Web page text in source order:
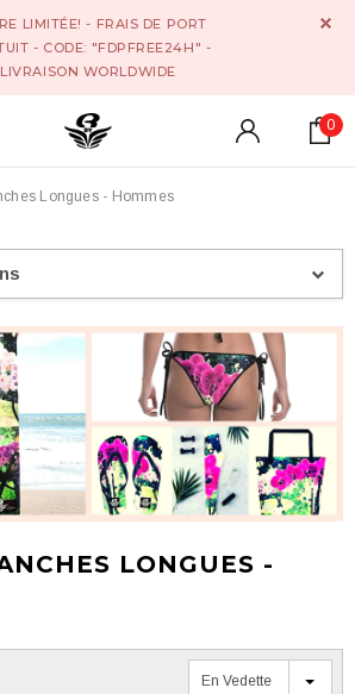
LIMITÉE! - FRAIS DE PORT
- CODE: "FDPFREE24H" -
LIVRAISON WORLDWIDE
0
Longues - Hommes
LONGUES -
En Vedette